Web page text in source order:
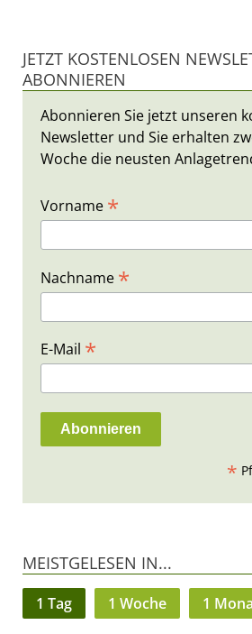
JETZT KOSTENLOSEN
ABONNIEREN
Abonnieren Sie jetzt unseren
Newsletter und Sie erhalten
Woche die neusten
Vorname *
Nachname *
E-Mail *
*
MEISTGELESEN IN...
1 Tag 1 Woche 1